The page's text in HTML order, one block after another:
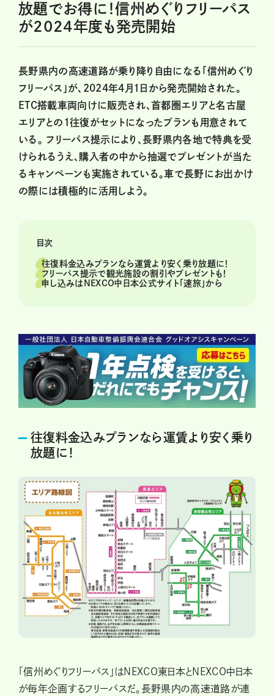
放題でお得に！信州めぐりフリーパス
が2024年度も発売開始
長野県内の高速道路が乗り降り自由になる「信州めぐり
フリーパス」が、2024年4月1日から発売開始された。
ETC搭載車両向けに販売され、首都圏エリアと名古屋
エリアとの1往復がセットになったプランも用意されて
いる。 フリーパス提示により、長野県内各地で特典を受
けられるうえ、購入者の中から抽選でプレゼントが当た
るキャンペーンも実施されている。車で長野にお出かけ
の際には積極的に活用しよう。
目次
往復料金込みプランなら運賃より安く乗り放題に！
フリーパス提示で観光施設の割引やプレゼントも！
申し込みはNEXCO中日本公式サイト「速旅」から
往復料金込みプランなら運賃より安く乗り
放題に！
「信州めぐりフリーパス」はNEXCO東日本とNEXCO中日本
が毎年企画するフリーパスだ。長野県内の高速道路が連